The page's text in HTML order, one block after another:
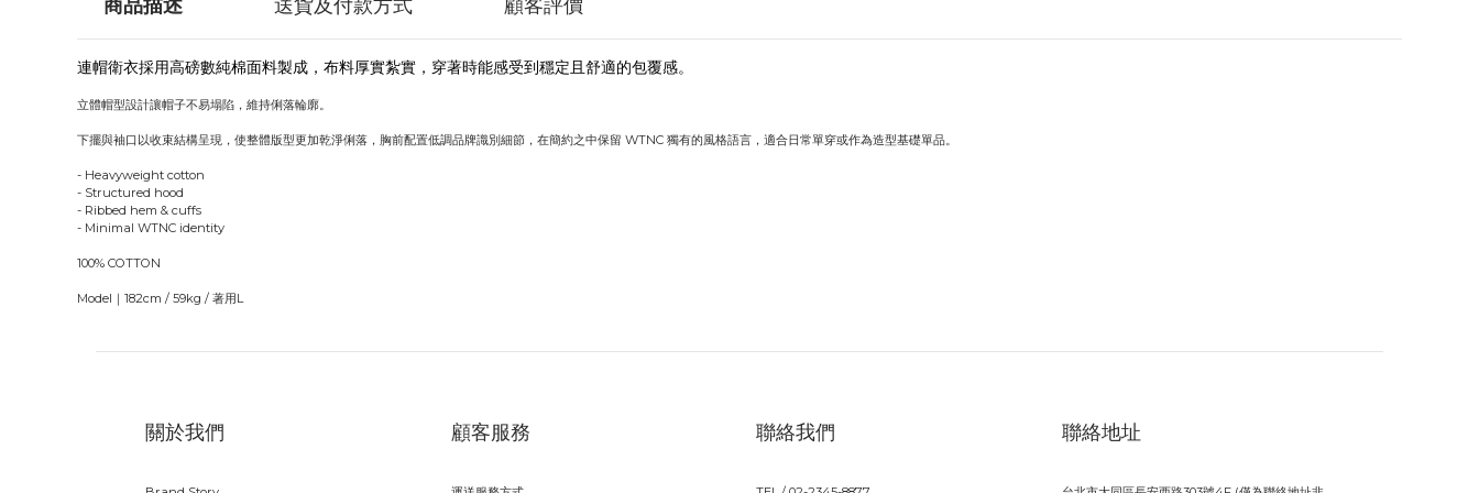
連帽衛衣採用高磅數純棉面料製成，布料厚實紮實，穿著時能感受到穩定且舒適的包覆感。
立體帽型設計讓帽子不易塌陷，維持俐落輪廓。
下擺與袖口以收束結構呈現，使整體版型更加乾淨俐落，胸前配置低調品牌識別細節，在簡約之中保留 WTNC 獨有的風格語言，適合日常單穿或作為造型基礎單品。
- Heavyweight cotton
- Structured hood
- Ribbed hem & cuffs
- Minimal WTNC identity
100% COTTON
Model｜182cm / 59kg / 著用L
關於我們 顧客服務 聯絡我們 聯絡地址